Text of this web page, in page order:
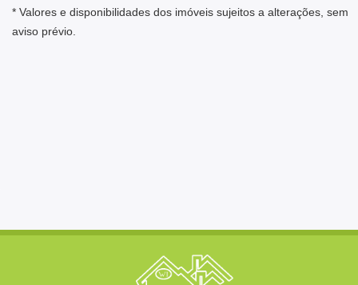
* Valores e disponibilidades dos imóveis sujeitos a alterações, sem
aviso prévio.